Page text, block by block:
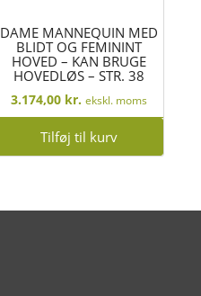
DAME MANNEQUIN MED
BLIDT OG FEMININT
HOVED – KAN BRUGE
HOVEDLØS – STR. 38
3.174,00 kr. ekskl. moms
Tilføj til kurv